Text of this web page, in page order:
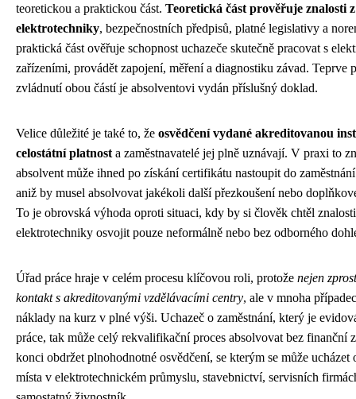
teoretickou a praktickou část. Teoretická část prověřuje znalosti
elektrotechniky, bezpečnostních předpisů, platné legislativy a
praktická část ověřuje schopnost uchazeče skutečně pracovat s
zařízeními, provádět zapojení, měření a diagnostiku závad. Teprve
zvládnutí obou částí je absolventovi vydán příslušný doklad.
Velice důležité je také to, že osvědčení vydané akreditovanou
celostátní platnost a zaměstnavatelé jej plně uznávají. V praxi to
absolvent může ihned po získání certifikátu nastoupit do
aniž by musel absolvovat jakékoli další přezkoušení nebo
To je obrovská výhoda oproti situaci, kdy by si člověk chtěl
elektrotechniky osvojit pouze neformálně nebo bez odborného
Úřad práce hraje v celém procesu klíčovou roli, protože nejen
kontakt s akreditovanými vzdělávacími centry, ale v mnoha
náklady na kurz v plné výši. Uchazeč o zaměstnání, který je
práce, tak může celý rekvalifikační proces absolvovat bez finanční
konci obdržet plnohodnotné osvědčení, se kterým se může ucházet
místa v elektrotechnickém průmyslu, stavebnictví, servisních